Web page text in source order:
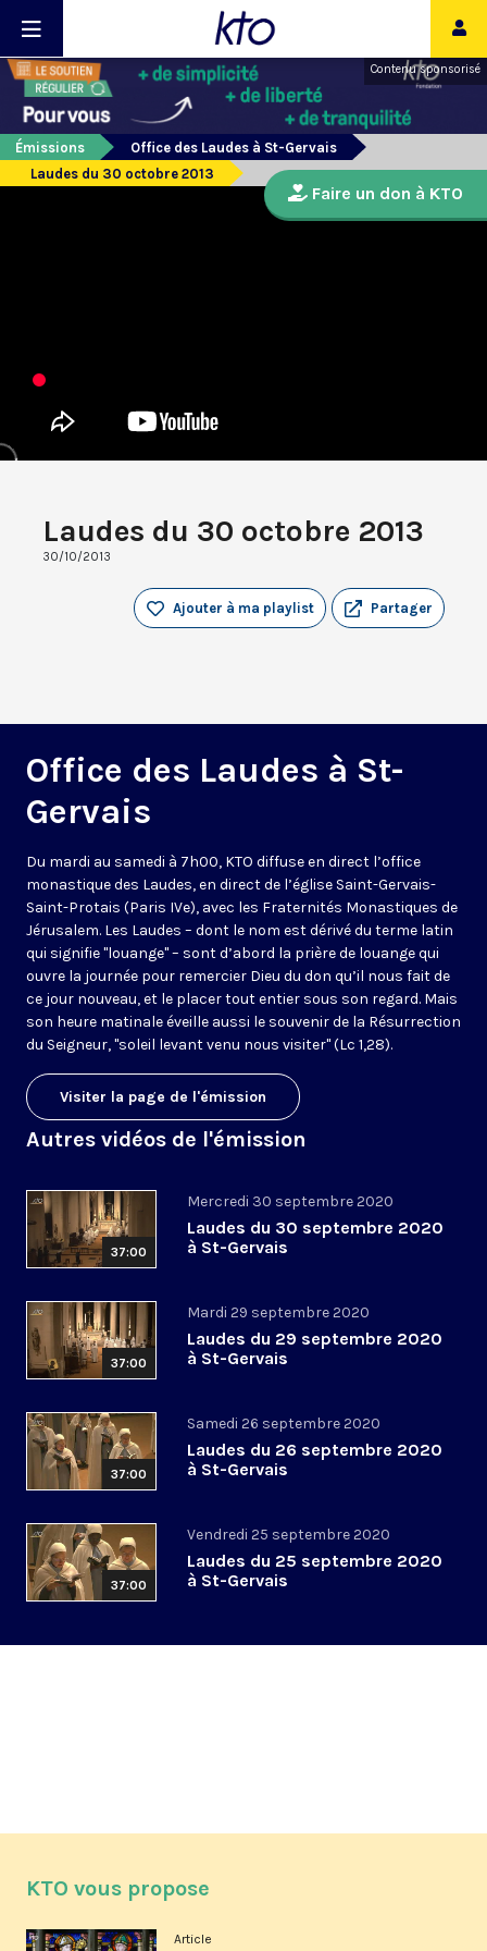
Contenu sponsorisé
Émissions
Office des Laudes à St-Gervais
Laudes du 30 octobre 2013
Laudes du 30 octobre 2013
30/10/2013
Partager
Ajouter à ma playlist
Office des Laudes à St-
Gervais
Du mardi au samedi à 7h00, KTO diffuse en direct l’office
monastique des Laudes, en direct de l’église Saint-Gervais-
Saint-Protais (Paris IVe), avec les Fraternités Monastiques de
Jérusalem. Les Laudes – dont le nom est dérivé du terme latin
qui signifie "louange" – sont d’abord la prière de louange qui
ouvre la journée pour remercier Dieu du don qu’il nous fait de
ce jour nouveau, et le placer tout entier sous son regard. Mais
son heure matinale éveille aussi le souvenir de la Résurrection
du Seigneur, "soleil levant venu nous visiter" (Lc 1,28).
Visiter la page de l'émission
Autres vidéos de l'émission
37:00
Mercredi 30 septembre 2020
Laudes du 30 septembre 2020
à St-Gervais
37:00
Mardi 29 septembre 2020
Laudes du 29 septembre 2020
à St-Gervais
37:00
Samedi 26 septembre 2020
Laudes du 26 septembre 2020
à St-Gervais
37:00
Vendredi 25 septembre 2020
Laudes du 25 septembre 2020
à St-Gervais
Faire un don à KTO
KTO vous propose
Article